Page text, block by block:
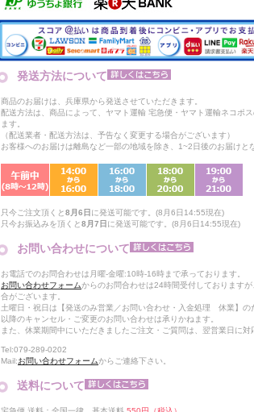
発送方法について
商品のお届けは、兵庫県から発送させていただきます。
配送方法は、商品によって、ヤマト運輸 宅急便・ヤマト運輸ネコポ
ます。
（配送業者・配送方法は、予告なく変更する場合がございます）
お客様へのお届けは離島など一部の地域を除き、1~2日後のお届けと
只今ご注文頂くと8月6日 に発送可能です。(8月6日14:55現在)
只今お振込みを頂くと8月7日 に発送可能です。(8月6日14:55現在)
お問い合わせについて
お電話でのお問合わせは月曜-金曜:10時-16時まで承っております。
お問い合わせフォームからのお問合わせは24時間受付しております
合がございます。
土曜日・祝日は【発送のみ営業／お問い合わせ・入金処理 休業】
以降のキャンセル・ご変更のお問い合わせは承りかねます。
また、休業期間中にいただきましたご注文・ご質問は、翌営業日に対
Tel:079-289-0202
Mail:お問い合わせフォームからご連絡下さい。
送料について